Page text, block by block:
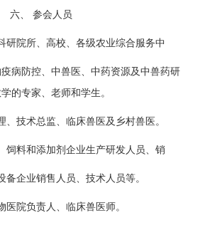
六、 参会人员
研院所、高校、各级农业综合服务中
病防控、中兽医、中药资源及中兽药研
的专家、老师和学生。
、技术总监、临床兽医及乡村兽医。
饲料和添加剂企业生产研发人员、销
备企业销售人员、技术人员等。
医院负责人、临床兽医师。